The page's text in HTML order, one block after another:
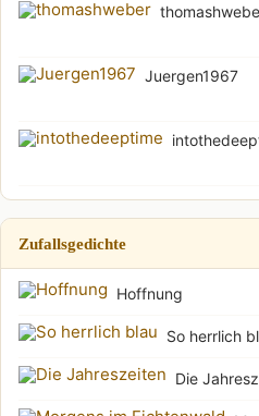
Juergen1967
Zufallsgedichte
Hoffnung
So herrlich
Die